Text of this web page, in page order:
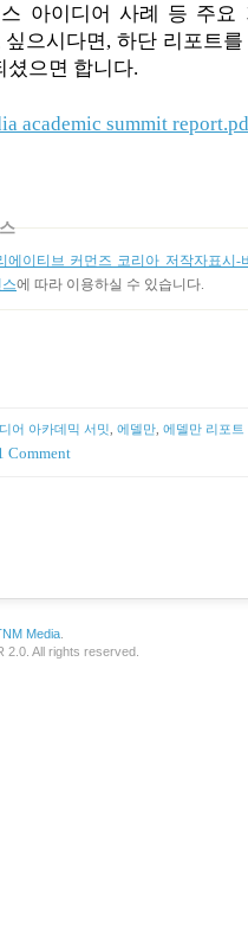
아이디어 사례 등 주요
으시다면 ,하단 리포트
셨으면 합니다.
academic summit
에이티브 커먼즈 코리아 저작자표시-
에 따라 이용하실 수 있습니다.
어 아카데믹 서밋 에델만, 에델만 리포트
Comment
Media.
2.0. All rights reserved.